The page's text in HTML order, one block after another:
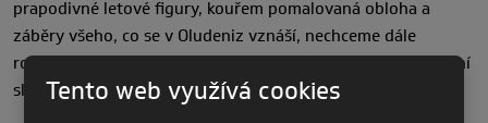
prapodivné letové figury, kouřem pomalovaná obloha a
záběry všeho, co se v Oludeniz vznáší, nechceme dále
rozšiřovat. Nabízíme tedy malou galerii tváří, které toto dění
sledují.Tento web využívá cookies